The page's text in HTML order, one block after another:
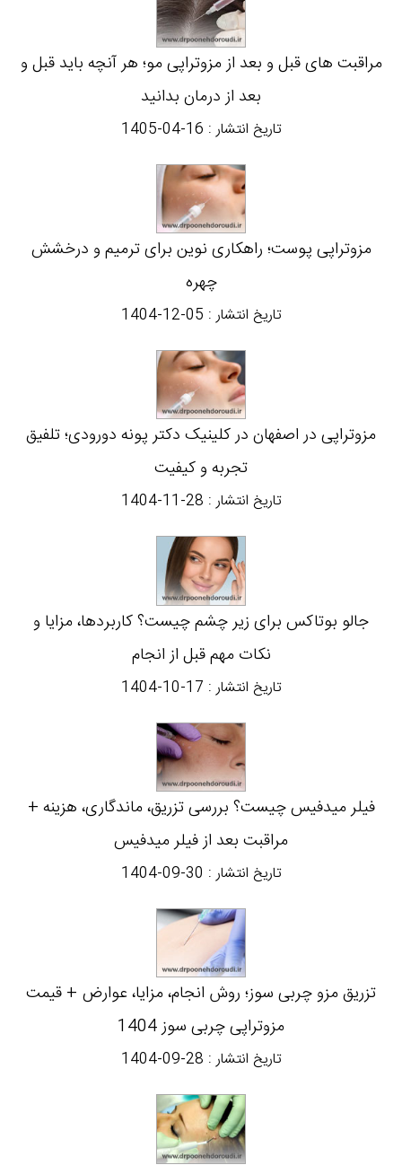
مراقبت های قبل و بعد از مزوتراپی مو؛ هر آنچه باید قبل و
بعد از درمان بدانید
تاریخ انتشار : 1405-04-16
مزوتراپی پوست؛ راهکاری نوین برای ترمیم و درخشش
چهره
تاریخ انتشار : 1404-12-05
مزوتراپی در اصفهان در کلینیک دکتر پونه دورودی؛ تلفیق
تجربه و کیفیت
تاریخ انتشار : 1404-11-28
جالو بوتاکس برای زیر چشم چیست؟ کاربردها، مزایا و
نکات مهم قبل از انجام
تاریخ انتشار : 1404-10-17
فیلر میدفیس چیست؟ بررسی تزریق، ماندگاری، هزینه +
مراقبت بعد از فیلر میدفیس
تاریخ انتشار : 1404-09-30
تزریق مزو چربی سوز؛ روش انجام، مزایا، عوارض + قیمت
مزوتراپی چربی سوز 1404
تاریخ انتشار : 1404-09-28